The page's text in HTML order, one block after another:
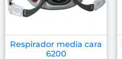
Respirador media cara
6200